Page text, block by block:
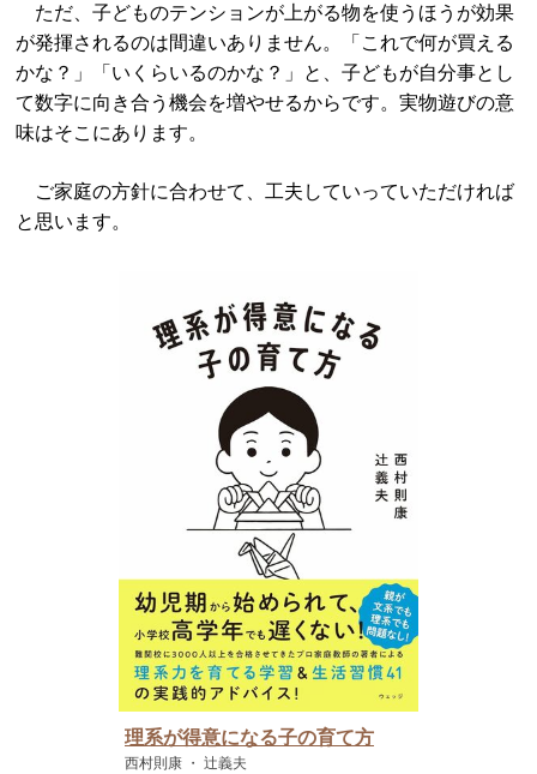
ただ、子どものテンションが上がる物を使うほうが効果
が発揮されるのは間違いありません。「これで何が買える
かな？」「いくらいるのかな？」と、子どもが自分事とし
て数字に向き合う機会を増やせるからです。実物遊びの意
味はそこにあります。
ご家庭の方針に合わせて、工夫していっていただければ
と思います。
理系が得意になる子の育て方
西村則康 ・ 辻義夫